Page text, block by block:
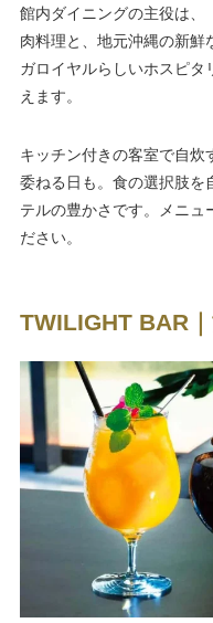
館内ダイニングの主役は、
肉料理と、地元沖縄の新鮮
ガロイヤルらしいホスピタ
えます。
キッチン付きの客室で自炊
委ねる日も。食の選択肢を
テルの豊かさです。メニュ
ださい。
TWILIGHT BAR